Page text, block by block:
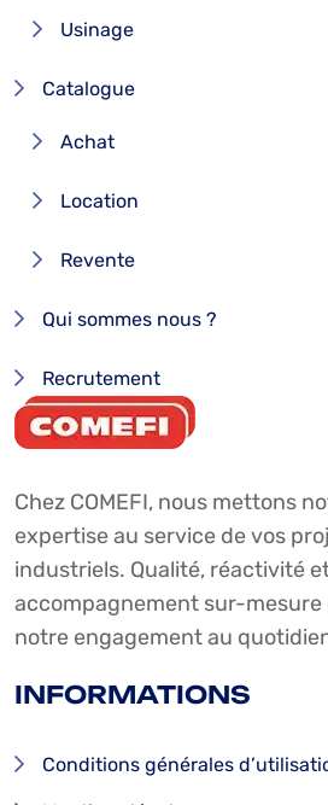
Usinage
Catalogue
Achat
Location
Revente
Qui sommes nous ?
Recrutement
Chez COMEFI, nous mettons
expertise au service de vos
industriels. Qualité, réactivité
accompagnement sur-
notre engagement au
INFORMATIONS
Conditions générales